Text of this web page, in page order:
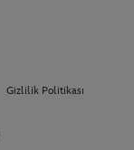
Gizlilik Politikası